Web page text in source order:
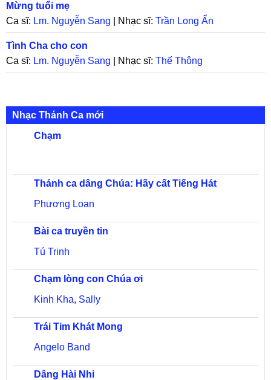
Mừng tuổi mẹ
Ca sĩ: Lm. Nguyễn Sang | Nhạc sĩ: Trần Long Ẩn
Tình Cha cho con
Ca sĩ: Lm. Nguyễn Sang | Nhạc sĩ: Thế Thông
Nhạc Thánh Ca mới
Chạm
Thánh ca dâng Chúa: Hãy cất Tiếng Hát
Phương Loan
Bài ca truyền tin
Tú Trinh
Chạm lòng con Chúa ơi
Kinh Kha, Sally
Trái Tim Khát Mong
Angelo Band
Dâng Hài Nhi